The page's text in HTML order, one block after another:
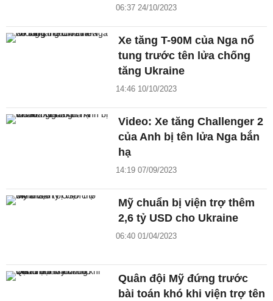
06:37 24/10/2023
Xe tăng T-90M của Nga nổ
tung trước tên lửa chống
tăng Ukraine
14:46 10/10/2023
Video: Xe tăng Challenger 2
của Anh bị tên lửa Nga bắn
hạ
14:19 07/09/2023
Mỹ chuẩn bị viện trợ thêm
2,6 tỷ USD cho Ukraine
06:40 01/04/2023
Quân đội Mỹ đứng trước
bài toán khó khi viện trợ tên